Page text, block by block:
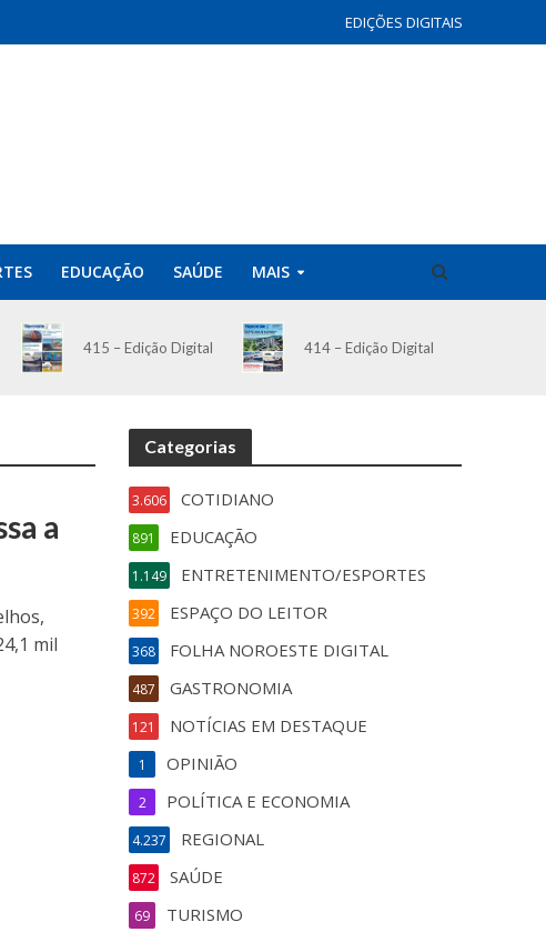
EDIÇÕES DIGITAIS
EDUCAÇÃO SAÚDE MAIS
415 – Edição Digital 414 – Edição Digital
a
mil
Categorias
COTIDIANO
3.606
EDUCAÇÃO
891
ENTRETENIMENTO/ESPORTES
1.149
ESPAÇO DO LEITOR
392
FOLHA NOROESTE DIGITAL
368
GASTRONOMIA
487
NOTÍCIAS EM DESTAQUE
121
OPINIÃO
1
POLÍTICA E ECONOMIA
2
REGIONAL
4.237
SAÚDE
872
TURISMO
69